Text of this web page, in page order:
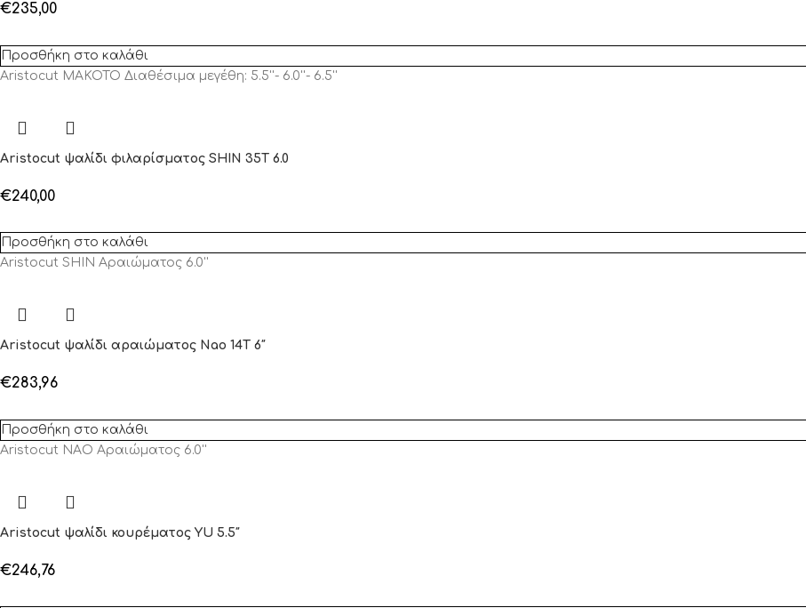
€235,00
Προσθήκη στο καλάθι
Aristocut MAKOTO Διαθέσιμα μεγέθη: 5.5''- 6.0''- 6.5''
Aristocut ψαλίδι φιλαρίσματος SHIN 35T 6.0
€240,00
Προσθήκη στο καλάθι
Aristocut SHIN Αραιώματος 6.0''
Aristocut ψαλίδι αραιώματος Nao 14T 6″
€283,96
Προσθήκη στο καλάθι
Aristocut NAO Αραιώματος 6.0''
Aristocut ψαλίδι κουρέματος YU 5.5″
€246,76